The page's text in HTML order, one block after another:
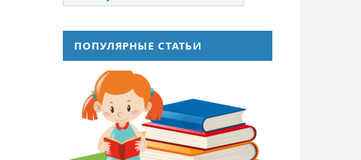
ПОПУЛЯРНЫЕ СТАТЬИ